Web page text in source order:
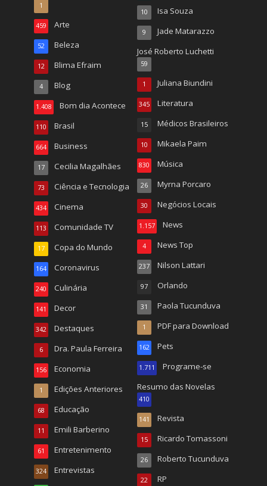
1
Arte
459
Beleza
52
Blima Efraim
12
Blog
4
Bom dia Acontece
1.408
Brasil
110
Business
664
Cecilia Magalhães
17
Ciência e Tecnologia
73
Cinema
434
Comunidade TV
113
Copa do Mundo
17
Coronavirus
164
Culinária
240
Decor
141
Destaques
342
Dra. Paula Ferreira
6
Economia
156
Edições Anteriores
1
Educação
68
Emili Barberino
11
Entretenimento
61
Entrevistas
324
Isa Souza
10
Jade Matarazzo
9
José Roberto Luchetti
59
Juliana Biundini
1
Literatura
345
Médicos Brasileiros
15
Mikaela Paim
10
Música
830
Myrna Porcaro
26
Negócios Locais
30
News
1.157
News Top
4
Nilson Lattari
237
Orlando
97
Paola Tucunduva
31
PDF para Download
1
Pets
162
Programe-se
1.711
Resumo das Novelas
410
Revista
141
Ricardo Tomassoni
15
Roberto Tucunduva
26
RP
22